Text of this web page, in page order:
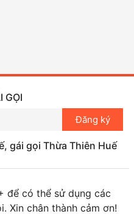
GỌI
Đăng ký
gái gọi Thừa Thiên Huế
để có thể sử dụng các
Xin chân thành cảm ơn!